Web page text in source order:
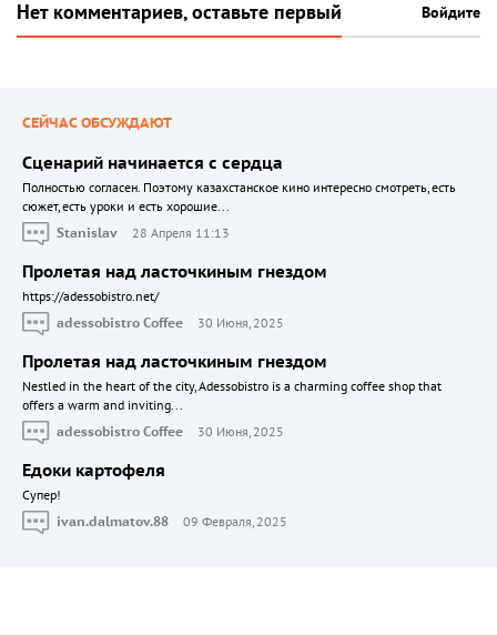
Нет комментариев, оставьте первый Войдите
СЕЙЧАС ОБСУЖДАЮТ
Сценарий начинается с сердца
Полностью согласен. Поэтому казахстанское кино интересно смотреть, есть
сюжет, есть уроки и есть хорошие...
Stanislav
28 Апреля 11:13
Пролетая над ласточкиным гнездом
https://adessobistro.net/
adessobistro Coffee
30 Июня, 2025
Пролетая над ласточкиным гнездом
Nestled in the heart of the city, Adessobistro is a charming coffee shop that
offers a warm and inviting...
adessobistro Coffee
30 Июня, 2025
Едоки картофеля
Cупер!
ivan.dalmatov.88
09 Февраля, 2025